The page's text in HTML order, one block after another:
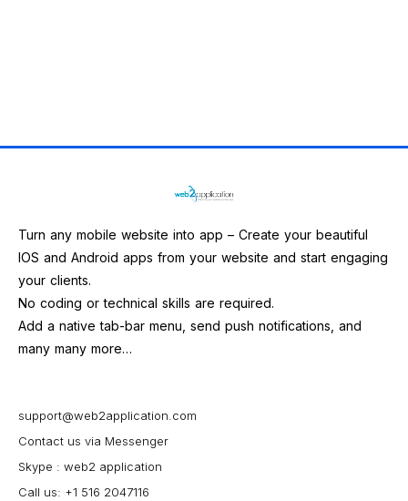
Turn any mobile website into app – Create your beautiful
IOS and Android apps from your website and start engaging
your clients.
No coding or technical skills are required.
Add a native tab-bar menu, send push notifications, and
many many more…
support@web2application.com
Contact us via Messenger
Skype : web2 application
Call us: +1 516 2047116